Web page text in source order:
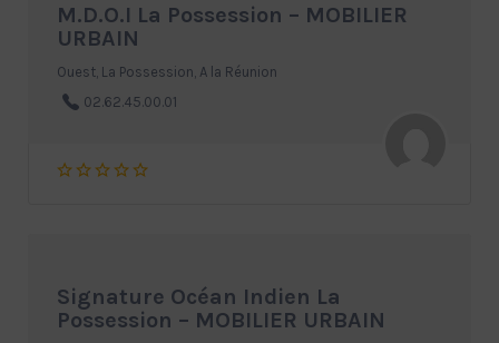
M.D.O.I La Possession – MOBILIER
URBAIN
Ouest, La Possession, A la Réunion
02.62.45.00.01
Signature Océan Indien La
Possession – MOBILIER URBAIN